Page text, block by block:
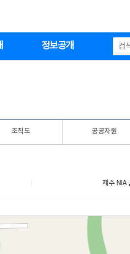
정보공개
조직도 공공자원
제주 NIA